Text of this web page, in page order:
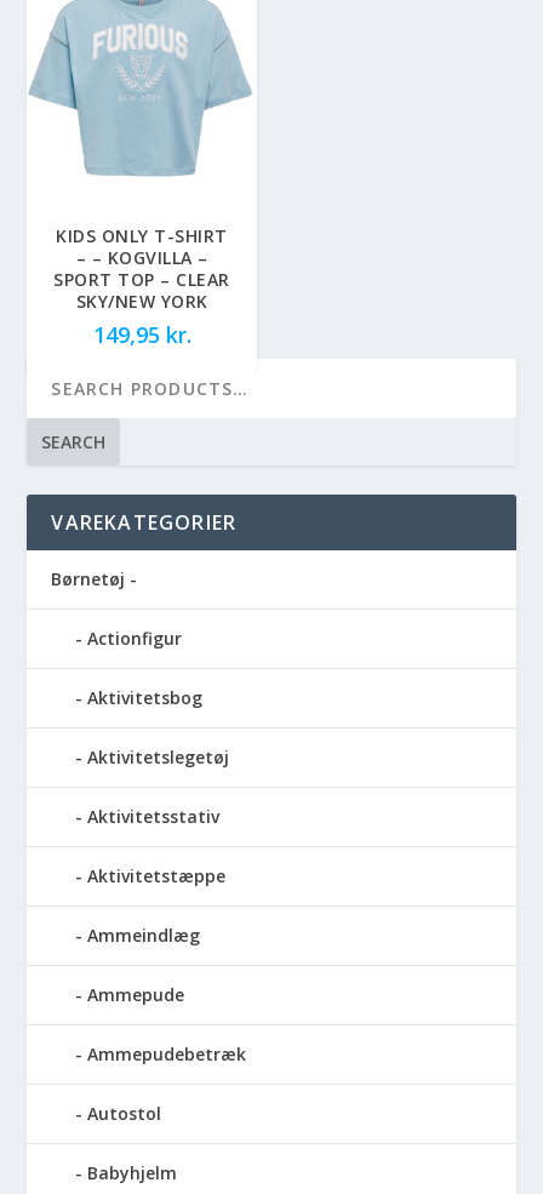
KIDS ONLY T-SHIRT
– – KOGVILLA –
SPORT TOP – CLEAR
SKY/NEW YORK
149,95 kr.
SEARCH
VAREKATEGORIER
Børnetøj -
Actionfigur
Aktivitetsbog
Aktivitetslegetøj
Aktivitetsstativ
Aktivitetstæppe
Ammeindlæg
Ammepude
Ammepudebetræk
Autostol
Babyhjelm